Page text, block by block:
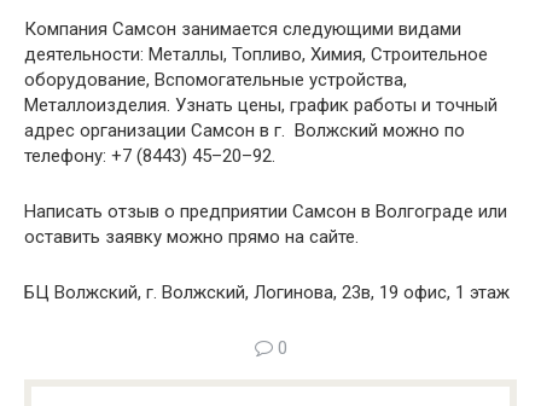
Компания Самсон занимается следующими видами
деятельности: Металлы, Топливо, Химия, Строительное
оборудование, Вспомогательные устройства,
Металлоизделия. Узнать цены, график работы и точный
адрес организации Самсон в г. Волжский можно по
телефону: +7 (8443) 45–20–92.
Написать отзыв о предприятии Самсон в Волгограде или
оставить заявку можно прямо на сайте.
БЦ Волжский, г. Волжский, Логинова, 23в, 19 офис, 1 этаж
0